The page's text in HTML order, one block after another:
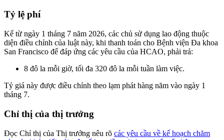
Tỷ lệ phí
Kể từ ngày 1 tháng 7 năm 2026, các chủ sử dụng lao động thuộc
diện điều chỉnh của luật này, khi thanh toán cho Bệnh viện Đa khoa
San Francisco để đáp ứng các yêu cầu của HCAO, phải trả:
8 đô la mỗi giờ, tối đa 320 đô la mỗi tuần làm việc.
Tỷ giá này được điều chỉnh theo lạm phát hàng năm vào ngày 1
tháng 7.
Chỉ thị của thị trưởng
Đọc Chỉ thị của Thị trưởng nêu rõ các yêu cầu về kế hoạch chăm